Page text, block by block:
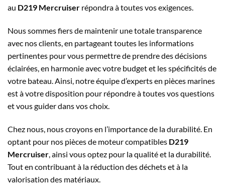
au D219 Mercruiser répondra à toutes vos exigences.
Nous sommes fiers de maintenir une totale transparence
avec nos clients, en partageant toutes les informations
pertinentes pour vous permettre de prendre des décisions
éclairées, en harmonie avec votre budget et les spécificités de
votre bateau. Ainsi, notre équipe d’experts en pièces marines
est à votre disposition pour répondre à toutes vos questions
et vous guider dans vos choix.
Chez nous, nous croyons en l’importance de la durabilité. En
optant pour nos pièces de moteur compatibles D219
Mercruiser , ainsi vous optez pour la qualité et la durabilité.
Tout en contribuant à la réduction des déchets et à la
valorisation des matériaux.